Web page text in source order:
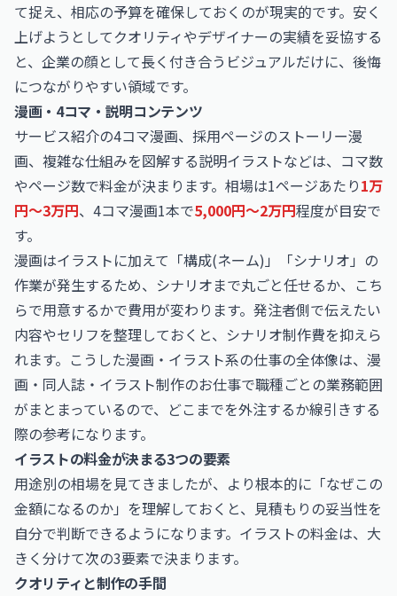
て捉え、相応の予算を確保しておくのが現実的です。安く
上げようとしてクオリティやデザイナーの実績を妥協する
と、企業の顔として長く付き合うビジュアルだけに、後悔
につながりやすい領域です。
漫画・4コマ・説明コンテンツ
サービス紹介の4コマ漫画、採用ページのストーリー漫
画、複雑な仕組みを図解する説明イラストなどは、コマ数
やページ数で料金が決まります。相場は1ページあたり1万
円〜3万円、4コマ漫画1本で5,000円〜2万円程度が目安で
す。
漫画はイラストに加えて「構成(ネーム)」「シナリオ」の
作業が発生するため、シナリオまで丸ごと任せるか、こち
らで用意するかで費用が変わります。発注者側で伝えたい
内容やセリフを整理しておくと、シナリオ制作費を抑えら
れます。こうした漫画・イラスト系の仕事の全体像は、 漫
画・同人誌・イラスト制作のお仕事で職種ごとの業務範囲
がまとまっているので、どこまでを外注するか線引きする
際の参考になります。
イラストの料金が決まる3つの要素
用途別の相場を見てきましたが、より根本的に「なぜこの
金額になるのか」を理解しておくと、見積もりの妥当性を
自分で判断できるようになります。イラストの料金は、大
きく分けて次の3要素で決まります。
クオリティと制作の手間